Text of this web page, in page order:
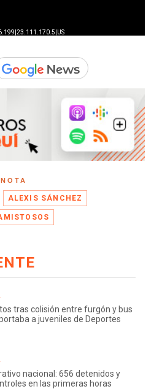
ALEXIS SÁNCHEZ
tras colisión entre furgón y bus
a juveniles de Deportes
nacional: 656 detenidos y
en las primeras horas